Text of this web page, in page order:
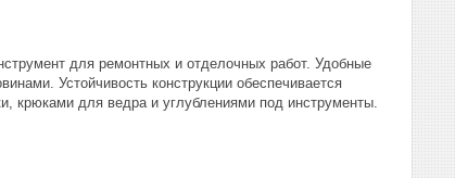
для ремонтных и отделочных работ. Удобные
Устойчивость конструкции обеспечивается
крюками для ведра и углублениями под инструменты.